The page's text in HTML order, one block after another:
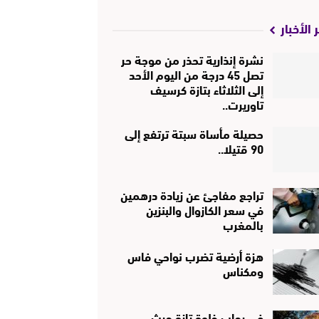
الأخبار
نشرة إنذارية تحذر من موجة حر
تصل 45 درجة من اليوم الأحد
إلى الثلاثاء بتازة كرسيف
تاوريرت..
حصيلة مأساة سبتة ترتفع إلى
90 قتيلا..
تراجع مفاجئ عن زيادة درهمين
في سعر الكازوال والبنزين
بالمغرب
هزة أرضية تضرب نواحي فاس
ومكناس